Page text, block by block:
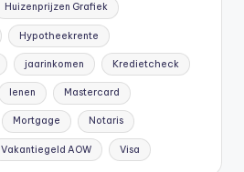
Huizenprijzen Grafiek
Hypotheekrente
jaarinkomen Kredietcheck
lenen Mastercard
Mortgage Notaris
Vakantiegeld AOW Visa